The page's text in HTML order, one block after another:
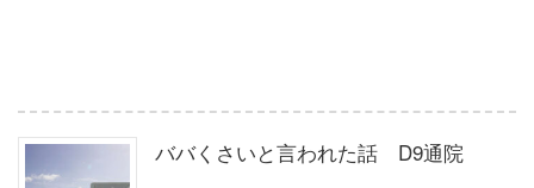
ババくさいと言われた話 D9通院